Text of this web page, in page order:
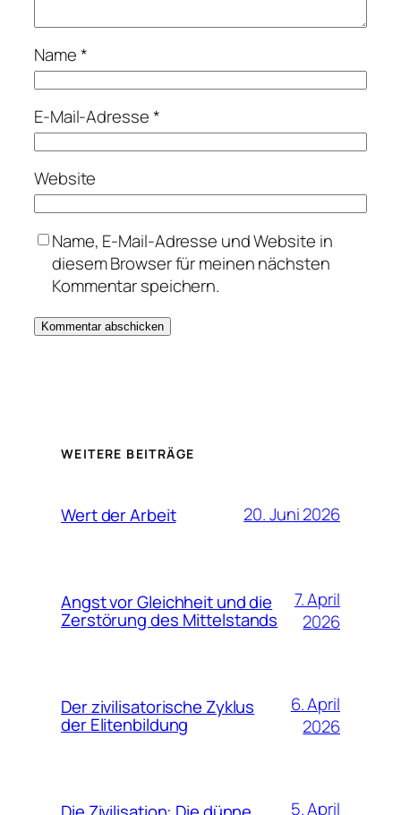
Name*
E-Mail-Adresse*
Website
Name, E-Mail-Adresse und Website in
diesem Browser für meinen nächsten
Kommentar speichern.
WEITERE BEITRÄGE
Wert der Arbeit 20. Juni 2026
Angst vor Gleichheit und die
Zerstörung des Mittelstands
7. April
2026
Der zivilisatorische Zyklus
der Elitenbildung
6. April
2026
5. April